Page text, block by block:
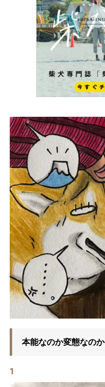
本能なのか変態なのか
1